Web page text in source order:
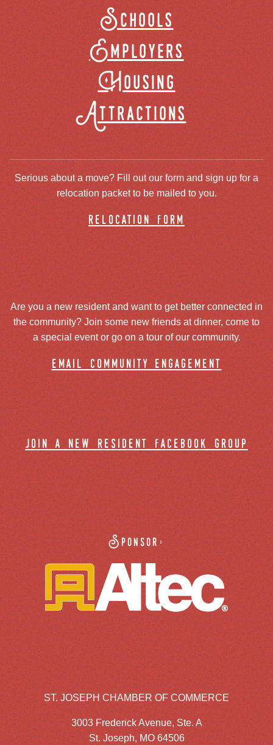
Schools
Employers
Housing
Attractions
Serious about a move? Fill out our form and sign up for a
relocation packet to be mailed to you.
relocation form
Are you a new resident and want to get better connected in
the community? Join some new friends at dinner, come to
a special event or go on a tour of our community.
email community engagement
join a new resident facebook group
Sponsor:
ST. JOSEPH CHAMBER OF COMMERCE
3003 Frederick Avenue, Ste. A
St. Joseph, MO 64506